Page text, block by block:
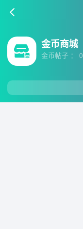
金币商城
金币帖子 ： 0